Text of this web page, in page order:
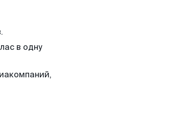
в одну